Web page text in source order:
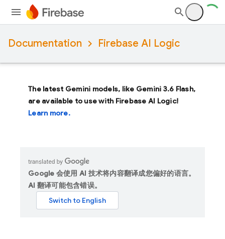
Documentation Firebase AI Logic
The latest Gemini models, like Gemini 3.6 Flash,
are available to use with Firebase AI Logic!
Learn more.
Google 会使用 AI 技术将内容翻译成您偏好的语言。
AI 翻译可能包含错误。